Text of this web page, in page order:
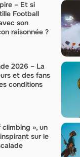
– Et si
Football
son
raisonnée ?
2026 – La
et des fans
conditions
», un
sur le